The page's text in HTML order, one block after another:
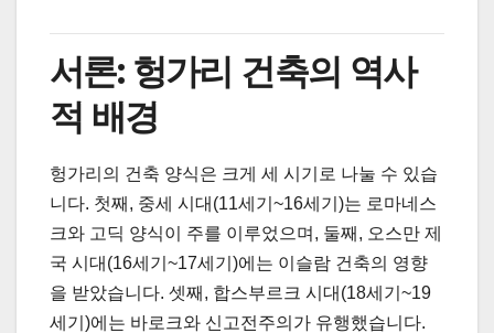
서론: 헝가리 건축의 역사
적 배경
헝가리의 건축 양식은 크게 세 시기로 나눌 수 있습
니다. 첫째, 중세 시대(11세기~16세기)는 로마네스
크와 고딕 양식이 주를 이루었으며, 둘째, 오스만 제
국 시대(16세기~17세기)에는 이슬람 건축의 영향
을 받았습니다. 셋째, 합스부르크 시대(18세기~19
세기)에는 바로크와 신고전주의가 유행했습니다.